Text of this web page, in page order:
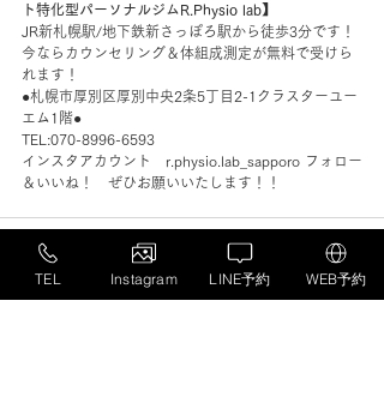
ト特化型パーソナルジムR.Physio lab】
JR新札幌駅/地下鉄新さっぽろ駅から徒歩3分です！
今ならカウンセリング＆体組成測定が無料で受けら
れます！
●札幌市厚別区厚別中央2条5丁目2-1クラスターユー
エム1階●
TEL:070-8996-6593
インスタアカウント　r.physio.lab_sapporo フォロー
＆いいね！　ぜひお願いいたします！！
TEL Instagram LINE予約 WEB予約